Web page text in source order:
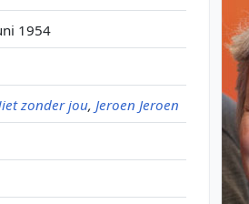
1954
zonder jou, Jeroen Jeroen